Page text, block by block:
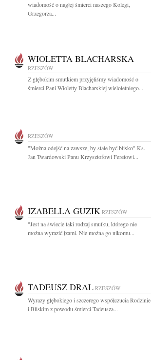
wiadomość o nagłej śmierci naszego Kolegi,
Grzegorza...
WIOLETTA BLACHARSKA
RZESZÓW
Z głębokim smutkiem przyjęliśmy wiadomość o
śmierci Pani Wioletty Blacharskiej wieloletniego...
RZESZÓW
"Można odejść na zawsze, by stale być blisko" Ks.
Jan Twardowski Panu Krzysztofowi Feretowi...
IZABELLA GUZIK RZESZÓW
"Jest na świecie taki rodzaj smutku, którego nie
można wyrazić łzami. Nie można go nikomu...
TADEUSZ DRAL RZESZÓW
Wyrazy głębokiego i szczerego współczucia Rodzinie
i Bliskim z powodu śmierci Tadeusza...